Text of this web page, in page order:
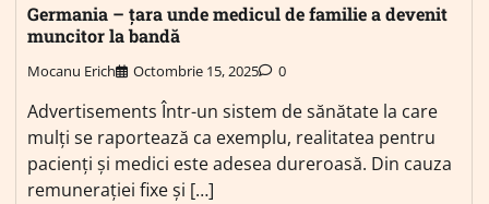
Germania – țara unde medicul de familie a devenit
muncitor la bandă
Mocanu Erich Octombrie 15, 2025 0
Advertisements Într-un sistem de sănătate la care
mulți se raportează ca exemplu, realitatea pentru
pacienți și medici este adesea dureroasă. Din cauza
remunerației fixe și […]